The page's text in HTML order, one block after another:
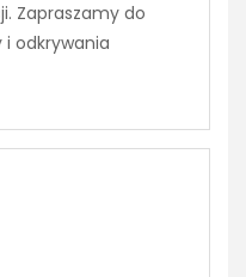
Zapraszamy do
odkrywania